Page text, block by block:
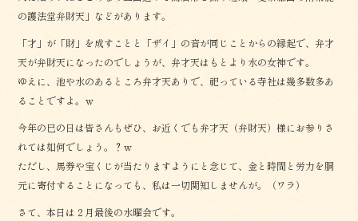
の護法堂弁財天」などがあります。
「才」が「財」を成すことと「ザイ」の音が同じことからの縁起で、弁才
天が弁財天になったのでしょうが、弁才天はもとより水の女神です。
ゆえに、池や水のあるところ弁才天ありで、祀っている寺社は幾多数多あ
ることですよ。ｗ
今年の巳の日は皆さんもぜひ、お近くでも弁才天（弁財天）様にお参りさ
れては如何でしょう。？ｗ
ただし、馬券や宝くじが当たりますようにと念じて、金と時間と労力を胴
元に寄付することになっても、私は一切関知しませんが。（ワラ）
さて、本日は２月最後の水曜会です。